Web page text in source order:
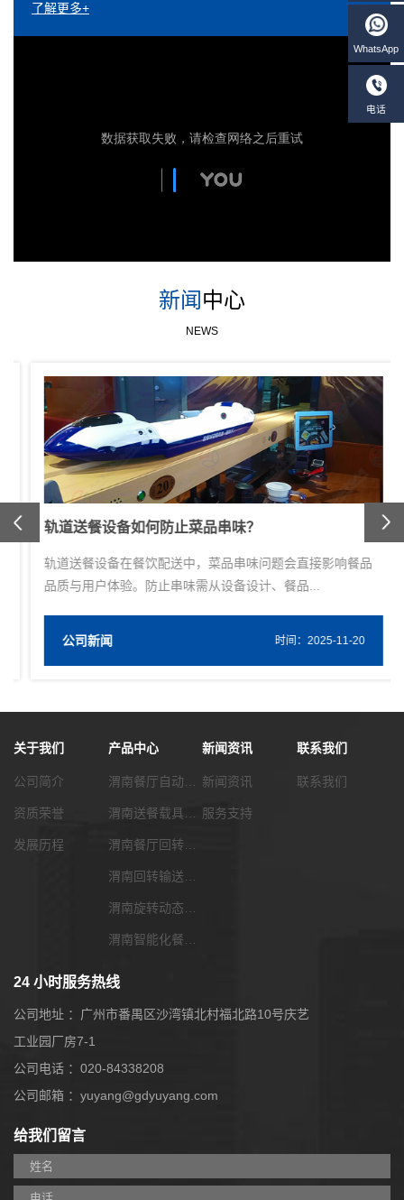
了解更多+
新闻 中心
NEWS
Previous
轨道送餐设备如何防止菜品串味？
轨道送餐设备在餐饮配送中，菜品串味问题会直接影响餐品
品质与用户体验。防止串味需从设备设计、餐品...
公司新闻 时间：2025-11-20
关于我们
公司简介
资质荣誉
发展历程
产品中心 新闻资讯
新闻资讯
服务支持
联系我们
联系我们
24 小时服务热线
公司地址 ：广州市番禺区沙湾镇北村福北路10号庆艺
工业园厂房7-1
公司电话 ：020-84338208
公司邮箱 ：yuyang@gdyuyang.com
给我们留言